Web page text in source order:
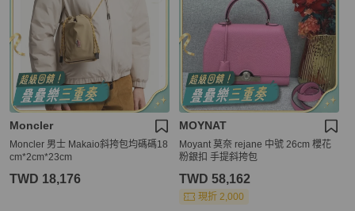
Moncler
Moncler 男士 Makaio斜挎包均碼碼18
cm*2cm*23cm
TWD 18,176
MOYNAT
Moyant 莫奈 rejane 中號 26cm 櫻花
粉銀扣 手提斜挎包
TWD 58,162
現折 2,000